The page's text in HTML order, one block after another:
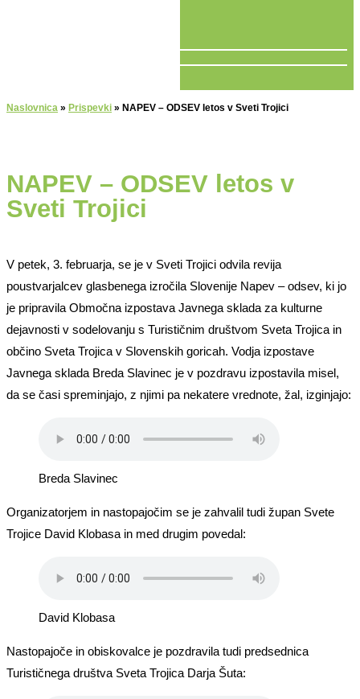
Naslovnica » Prispevki » NAPEV – ODSEV letos v Sveti Trojici
NAPEV – ODSEV letos v
Sveti Trojici
V petek, 3. februarja, se je v Sveti Trojici odvila revija
poustvarjalcev glasbenega izročila Slovenije Napev – odsev, ki jo
je pripravila Območna izpostava Javnega sklada za kulturne
dejavnosti v sodelovanju s Turističnim društvom Sveta Trojica in
občino Sveta Trojica v Slovenskih goricah. Vodja izpostave
Javnega sklada Breda Slavinec je v pozdravu izpostavila misel,
da se časi spreminjajo, z njimi pa nekatere vrednote, žal, izginjajo:
Breda Slavinec
Organizatorjem in nastopajočim se je zahvalil tudi župan Svete
Trojice David Klobasa in med drugim povedal:
David Klobasa
Nastopajoče in obiskovalce je pozdravila tudi predsednica
Turističnega društva Sveta Trojica Darja Šuta: